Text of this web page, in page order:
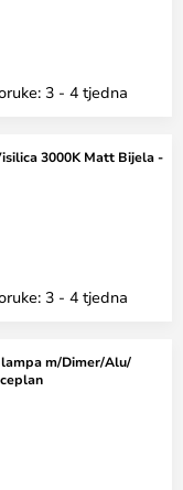
3 - 4 tjedna
3000K Matt Bijela -
3 - 4 tjedna
lampa m/Dimer/Alu/